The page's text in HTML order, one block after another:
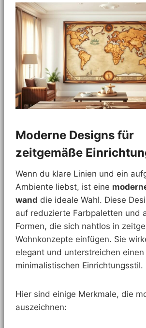
Moderne Designs für
zeitgemäße
Wenn du klare Linien und ein
Ambiente liebst, ist eine
wand die ideale Wahl. Diese
auf reduzierte Farbpaletten und
Formen, die sich nahtlos in
Wohnkonzepte einfügen. Sie
elegant und unterstreichen einen
minimalistischen Einrichtungsstil.
Hier sind einige Merkmale, die
auszeichnen: